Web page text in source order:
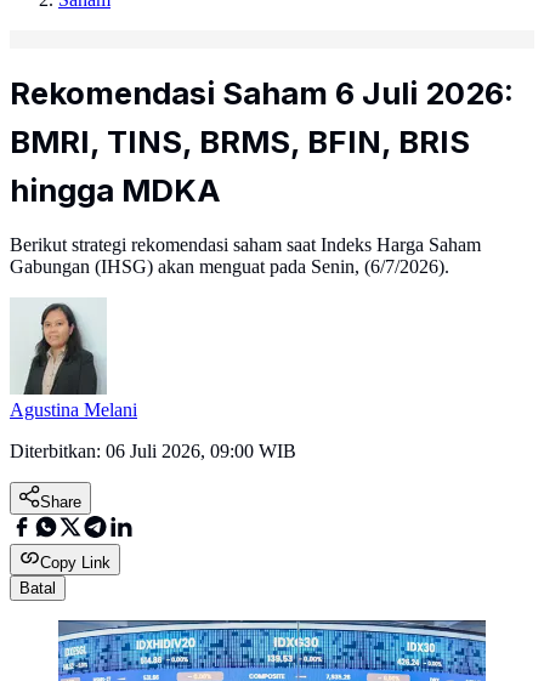
Rekomendasi Saham 6 Juli 2026:
BMRI, TINS, BRMS, BFIN, BRIS
hingga MDKA
Berikut strategi rekomendasi saham saat Indeks Harga Saham
Gabungan (IHSG) akan menguat pada Senin, (6/7/2026).
Agustina Melani
Diterbitkan: 06 Juli 2026, 09:00 WIB
Share
Copy Link
Batal